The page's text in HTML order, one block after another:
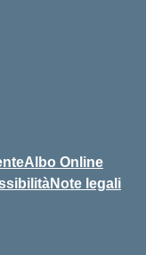
Albo Online
Note legali